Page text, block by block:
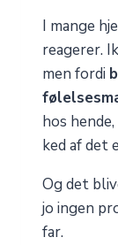
I mange
reagerer.
men fordi
hos
ked af det
Og det
jo ingen
far.